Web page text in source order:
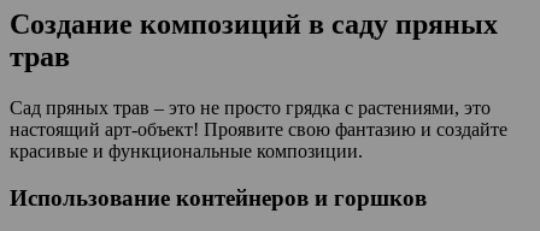
Создание композиций в саду пряных
трав
Сад пряных трав – это не просто грядка с растениями, это
настоящий арт-объект! Проявите свою фантазию и создайте
красивые и функциональные композиции.
Использование контейнеров и горшков